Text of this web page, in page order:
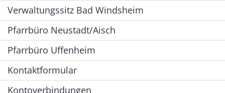
Verwaltungssitz Bad Windsheim
Pfarrbüro Neustadt/Aisch
Pfarrbüro Uffenheim
Kontaktformular
Kontoverbindungen